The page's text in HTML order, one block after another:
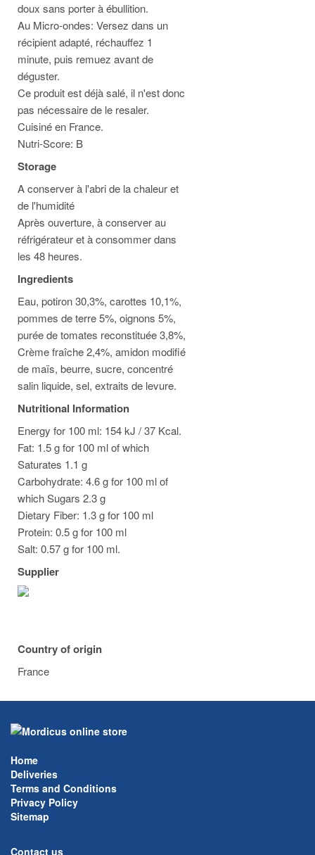
doux sans porter à ébullition.
Au Micro-ondes: Versez dans un
récipient adapté, réchauffez 1
minute, puis remuez avant de
déguster.
Ce produit est déjà salé, il n'est donc
pas nécessaire de le resaler.
Cuisiné en France.
Nutri-Score: B
Storage
A conserver à l'abri de la chaleur et
de l'humidité
Après ouverture, à conserver au
réfrigérateur et à consommer dans
les 48 heures.
Ingredients
Eau, potiron 30,3%, carottes 10,1%,
pommes de terre 5%, oignons 5%,
purée de tomates reconstituée 3,8%,
Crème fraîche 2,4%, amidon modifié
de maïs, beurre, sucre, concentré
salin liquide, sel, extraits de levure.
Nutritional Information
Energy for 100 ml: 154 kJ / 37 Kcal.
Fat: 1.5 g for 100 ml of which
Saturates 1.1 g
Carbohydrate: 4.6 g for 100 ml of
which Sugars 2.3 g
Dietary Fiber: 1.3 g for 100 ml
Protein: 0.5 g for 100 ml
Salt: 0.57 g for 100 ml.
Supplier
Country of origin
France
Home
Deliveries
Terms and Conditions
Privacy Policy
Sitemap
Contact us